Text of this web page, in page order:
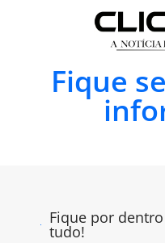
Fique
Fique por
tudo!